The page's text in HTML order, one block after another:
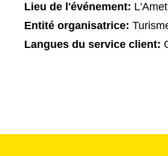
Lieu de l'événement:
Entité organisatrice:
Langues du service client: